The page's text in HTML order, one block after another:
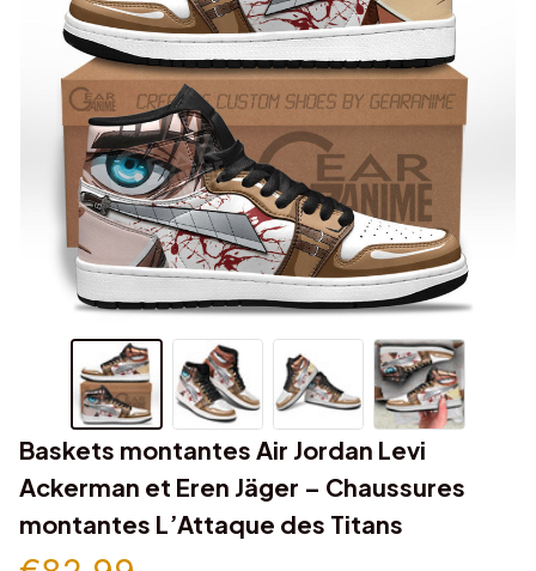
Baskets montantes Air Jordan Levi
Ackerman et Eren Jäger – Chaussures
montantes L’Attaque des Titans